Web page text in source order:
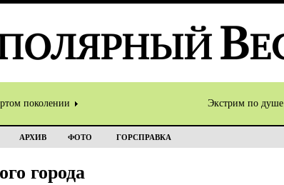
поколении Экстрим по душе
АРХИВ ФОТО ГОРСПРАВКА
города